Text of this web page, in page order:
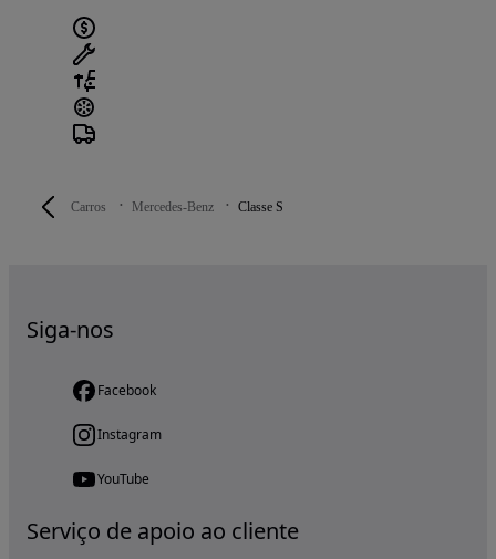
Carros Mercedes-Benz Classe S
Siga-nos
Facebook
Instagram
YouTube
Serviço de apoio ao cliente